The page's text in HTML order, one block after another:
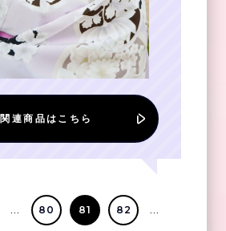
関連商品はこちら
... 80 81 82 ...